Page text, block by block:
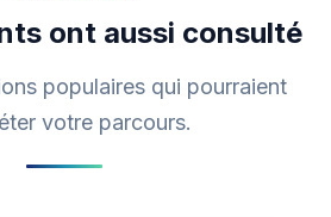
ont aussi consulté
populaires qui pourraient
votre parcours.